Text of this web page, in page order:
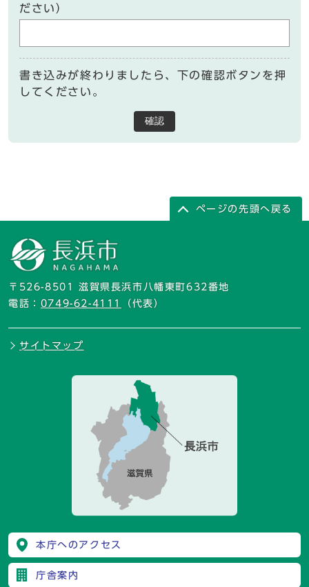
ださい）
書き込みが終わりましたら、下の確認ボタンを押
してください。
確認
ページの先頭へ戻る
〒526-8501 滋賀県長浜市八幡東町632番地
電話： 0749-62-4111 （代表）
サイトマップ
本庁へのアクセス
庁舎案内